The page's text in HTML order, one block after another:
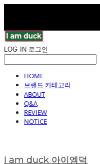
LOG IN 로그인
HOME
브랜드 카테고리
ABOUT
Q&A
REVIEW
NOTICE
I am duck 아이엠덕